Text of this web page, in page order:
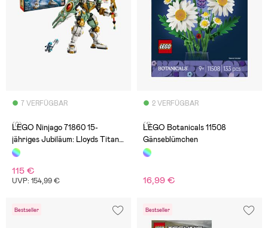
7 VERFÜGBAR
(0)
LEGO Ninjago 71860 15-
jähriges Jubiläum: Lloyds Titan-
Mech
115 €
UVP: 154,99 €
2 VERFÜGBAR
(1)
LEGO Botanicals 11508
Gänseblümchen
16,99 €
Bestseller Bestseller